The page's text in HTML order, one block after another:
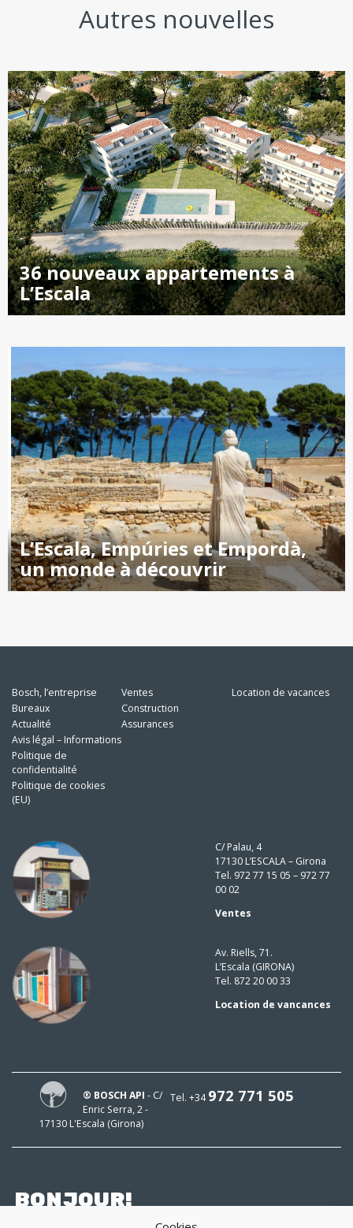
Autres nouvelles
36 nouveaux appartements à
L’Escala
L’Escala, Empúries et Empordà,
un monde à découvrir
Bosch, l’entreprise
Bureaux
Actualité
Avis légal – Informations
Politique de
confidentialité
Politique de cookies
(EU)
Ventes
Construction
Assurances
Location de vacances
C/ Palau, 4
17130 L’ESCALA – Girona
Tel. 972 77 15 05 – 972 77
00 02
Ventes
Av. Riells, 71.
L’Escala (GIRONA)
Tel. 872 20 00 33
Location de vancances
Tel. +34972 771 505
® BOSCH API - C/
Enric Serra, 2 -
17130 L'Escala (Girona)
BONJOUR!